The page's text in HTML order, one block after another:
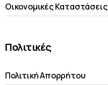
Οικονομικές Kαταστάσεις
Πολιτικές
Πολιτική Απορρήτου